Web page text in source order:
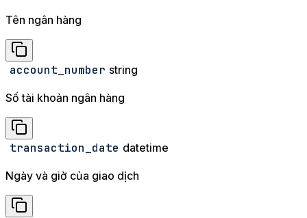
Tên ngân hàng
account_number string
Số tài khoản ngân hàng
transaction_date datetime
Ngày và giờ của giao dịch